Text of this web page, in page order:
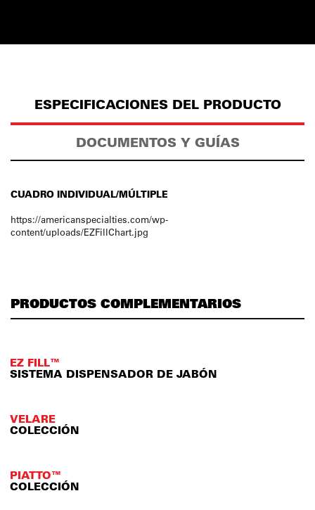
ESPECIFICACIONES DEL PRODUCTO
DOCUMENTOS Y GUÍAS
CUADRO INDIVIDUAL/MÚLTIPLE
https://americanspecialties.com/wp-
content/uploads/EZFillChart.jpg
PRODUCTOS COMPLEMENTARIOS
EZ FILL™
SISTEMA DISPENSADOR DE JABÓN
VELARE
COLECCIÓN
PIATTO™
COLECCIÓN